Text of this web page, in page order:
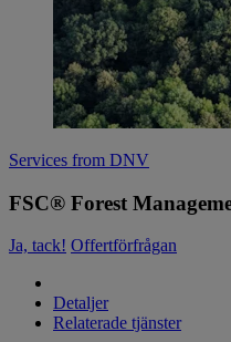
Services from DNV
FSC® Forest
Ja, tack! Offertförfrågan
Detaljer
Relaterade tjänster